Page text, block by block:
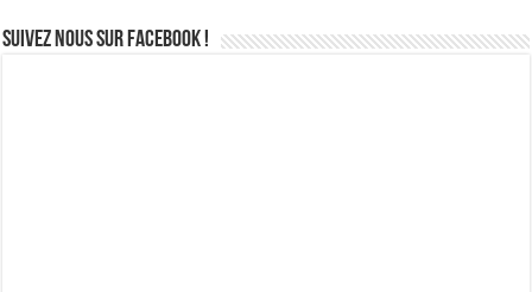
Suivez nous sur Facebook !